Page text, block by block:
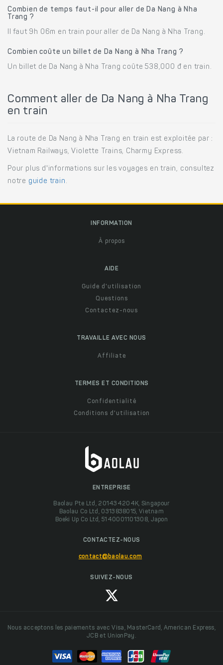
Combien de temps faut-il pour aller de Da Nang à Nha
Trang ?
Il faut 9h 06m en train pour aller de Da Nang à Nha Trang.
Combien coûte un billet de Da Nang à Nha Trang ?
Un billet de Da Nang à Nha Trang coûte 538,000 đ en train.
Comment aller de Da Nang à Nha Trang
en train
La route de Da Nang à Nha Trang en train est exploitée par :
Vietnam Railways, Violette Trains, Charmy Express.
Pour plus d'informations sur les voyages en train, consultez
notre guide train .
INFORMATION
À propos
AIDE
Guide d'utilisation
Questions
Contactez-nous
TRAVAILLE AVEC NOUS
Affiliate
TERMES ET CONDITIONS
Confidentialité
Conditions d'utilisation
ENTREPRISE
Baolau Pte Ltd, 201434204K, Singapour
Baolau Co Ltd, 0313838015, Vietnam
Boeki Up Co Ltd, 5140001101308, Japon
CONTACTEZ-NOUS
contact@baolau.com
SUIVEZ-NOUS
Nous acceptons les paiements avec Visa, MasterCard, American Express,
JCB et UnionPay.